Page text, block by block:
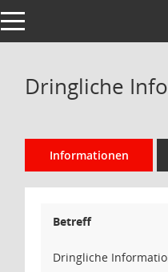
Toggle navigation
Dringliche
Informationen
Betreff
Dringliche